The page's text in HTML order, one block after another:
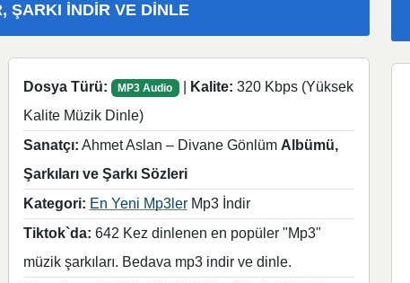
ŞARKI İNDIR VE DINLE
Dosya Türü: MP3 Audio Kalite: 320 Kbps (Yüksek
Kalite Müzik Dinle)
Sanatçı: Ahmet Aslan – Divane Gönlüm Albümü,
Şarkıları ve Şarkı Sözleri
Kategori: En Yeni Mp3lerMp3 İndir
Tiktok`da: 642 Kez dinlenen en popüler "Mp3"
müzik şarkıları. Bedava mp3 indir ve dinle.